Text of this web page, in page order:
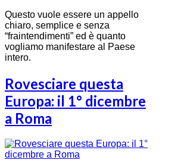
Questo vuole essere un appello
chiaro, semplice e senza
“fraintendimenti” ed è quanto
vogliamo manifestare al Paese
intero.
Rovesciare questa
Europa: il 1° dicembre
a Roma